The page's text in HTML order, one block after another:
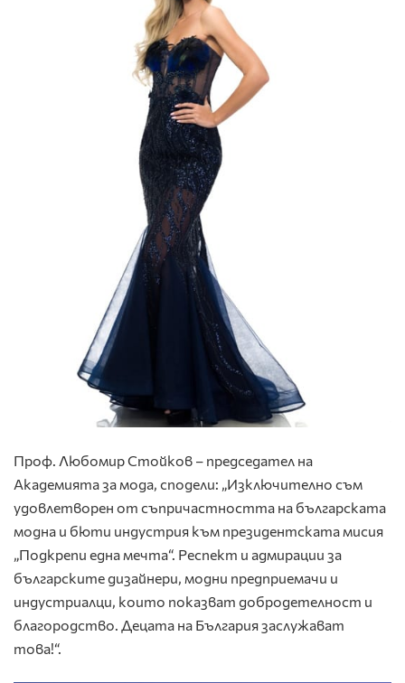
Проф. Любомир Стойков – председател на
Академията за мода, сподели: „Изключително съм
удовлетворен от съпричастността на българската
модна и бюти индустрия към президентската мисия
„Подкрепи една мечта“. Респект и адмирации за
българските дизайнери, модни предприемачи и
индустриалци, които показват добродетелност и
благородство. Децата на България заслужават
това!“.